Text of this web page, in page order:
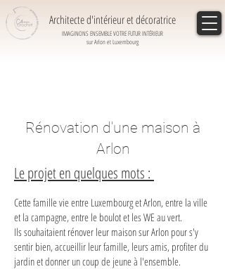
Architecte d'intérieur et décoratrice
IMAGINONS ENSEMBLE VOTRE FUTUR INTÉRIEUR
sur Arlon et Luxembourg
Rénovation d'une maison à
Arlon
Le projet en quelques mots :
Cette famille vie entre Luxembourg et Arlon, entre la ville
et la campagne, entre le boulot et les WE au vert.
Ils souhaitaient rénover leur maison sur Arlon pour s'y
sentir bien, accueillir leur famille, leurs amis, profiter du
jardin et donner un coup de jeune à l'ensemble.